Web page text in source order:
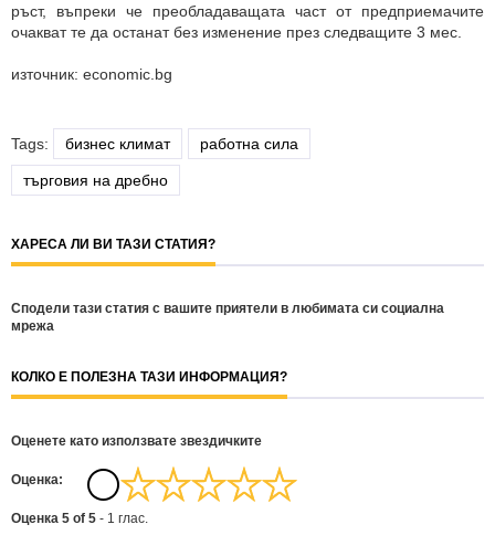
ръст, въпреки че преобладаващата част от предприемачите
очакват те да останат без изменение през следващите 3 мес.
източник: economic.bg
Tags: бизнес климат работна сила
търговия на дребно
ХАРЕСА ЛИ ВИ ТАЗИ СТАТИЯ?
Сподели тази статия с вашите приятели в любимата си социална
мрежа
КОЛКО Е ПОЛЕЗНА ТАЗИ ИНФОРМАЦИЯ?
Оценете като използвате звездичките
Oценка:
Оценка 5 of 5 - 1 глас.